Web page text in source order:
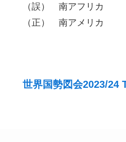
（誤） 南アフリカ
（正） 南アメリカ
世界国勢図会2023/24